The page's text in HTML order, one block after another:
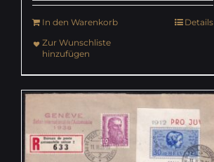
In den Warenkorb
Details
Zur Wunschliste
hinzufügen